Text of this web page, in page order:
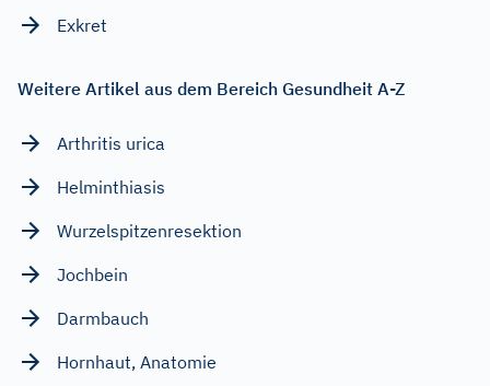
Exkret
Weitere Artikel aus dem Bereich Gesundheit A-Z
Arthritis urica
Helminthiasis
Wurzelspitzenresektion
Jochbein
Darmbauch
Hornhaut, Anatomie